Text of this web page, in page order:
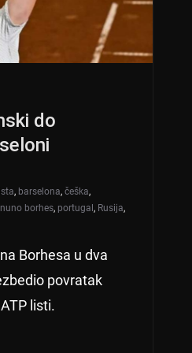
do
, barselona, češka,
nuno borhes, portugal, Rusija,
Borhesa u dva
povratak
listi.